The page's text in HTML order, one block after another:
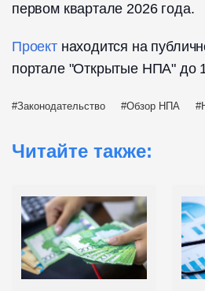
первом квартале 2026 года.
Проектнаходится на
портале "Открытые НПА" до
Законодательство Обзор НПА
Читайте также: